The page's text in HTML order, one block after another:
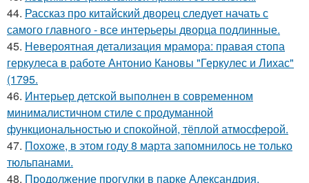
44. Рассказ про китайский дворец следует начать с
самого главного - все интерьеры дворца подлинные.
45. Невероятная детализация мрамора: правая стопа
геркулеса в работе Антонио Кановы "Геркулес и Лихас"
(1795.
46. Интерьер детской выполнен в современном
минималистичном стиле с продуманной
функциональностью и спокойной, тёплой атмосферой.
47. Похоже, в этом году 8 марта запомнилось не только
тюльпанами.
48. Продолжение прогулки в парке Александрия.